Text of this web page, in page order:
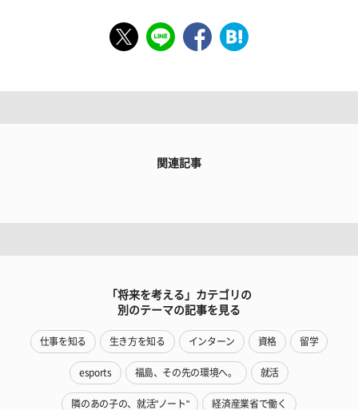
関連記事
「将来を考える」カテゴリの
別のテーマの記事を見る
仕事を知る 生き方を知る インターン 資格 留学
esports 福島、その先の環境へ。 就活
隣のあの子の、就活"ノート" 経済産業省で働く